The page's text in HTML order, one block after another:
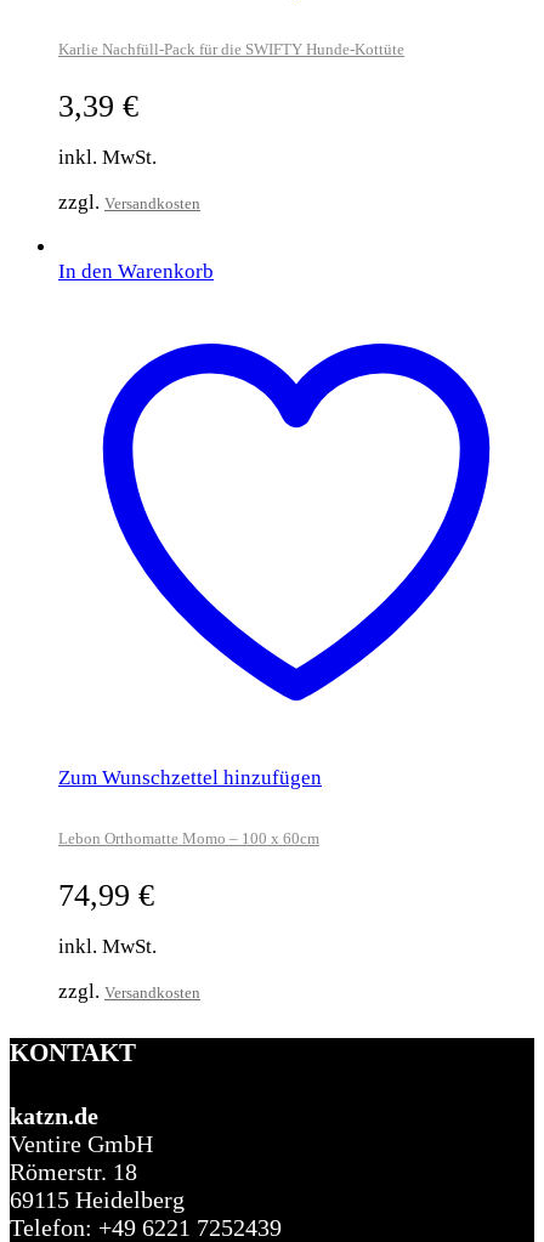
Karlie Nachfüll-Pack für die SWIFTY Hunde-Kottüte
3,39 €
inkl. MwSt.
zzgl. Versandkosten
In den Warenkorb
Zum Wunschzettel hinzufügen
Lebon Orthomatte Momo – 100 x 60cm
74,99 €
inkl. MwSt.
zzgl. Versandkosten
KONTAKT
katzn.de
Ventire GmbH
Römerstr. 18
69115 Heidelberg
Telefon: +49 6221 7252439